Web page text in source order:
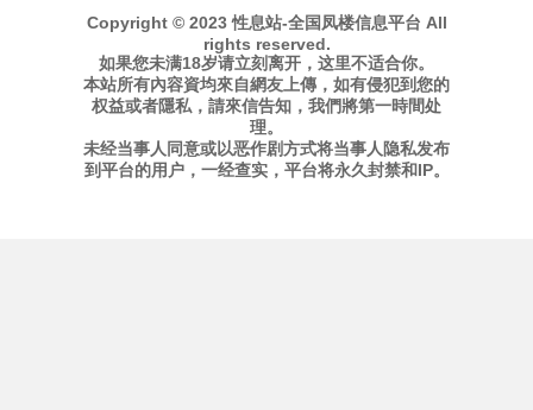
Copyright © 2023 性息站-全国凤楼信息平台 All
rights reserved.
如果您未满18岁请立刻离开，这里不适合你。
本站所有內容資均來自網友上傳，如有侵犯到您的
权益或者隱私，請來信告知，我們將第一時間处
理。
未经当事人同意或以恶作剧方式将当事人隐私发布
到平台的用户，一经查实，平台将永久封禁和IP。